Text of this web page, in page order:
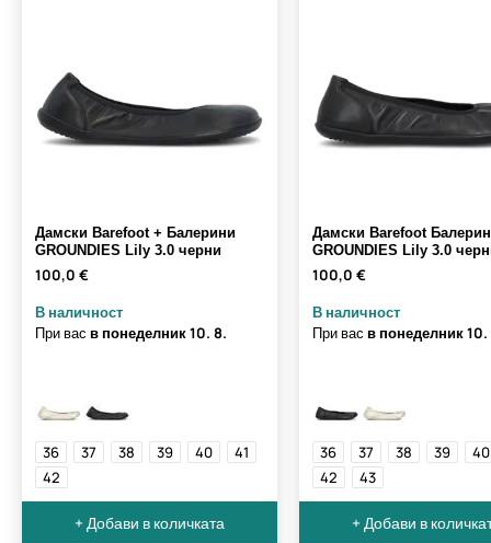
Дамски Barefoot + Балерини
GROUNDIES Lily 3.0 черни
100,0 €
В наличност
При вас в понеделник10. 8.
36 37 38 39 40
41
42
+ Добави в количката
Дамски Barefoot
GROUNDIES Lily 3.0
100,0 €
В наличност
При вас в понеделник10.
36 37 38 39
40
42
43
+ Добави в